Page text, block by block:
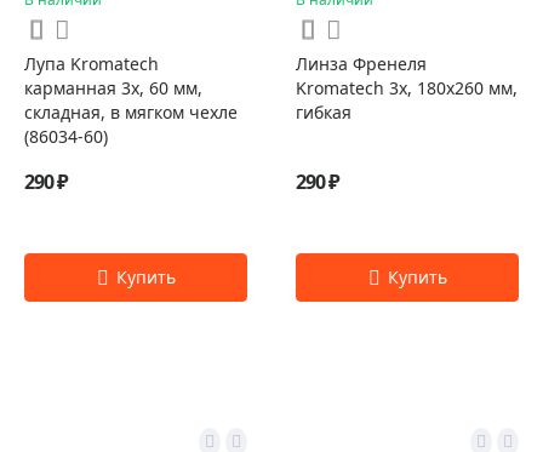
Лупа Kromatech
карманная 3x, 60 мм,
складная, в мягком чехле
(86034-60)
290 ₽
Линза Френеля
Kromatech 3х, 180х260 мм,
гибкая
290 ₽